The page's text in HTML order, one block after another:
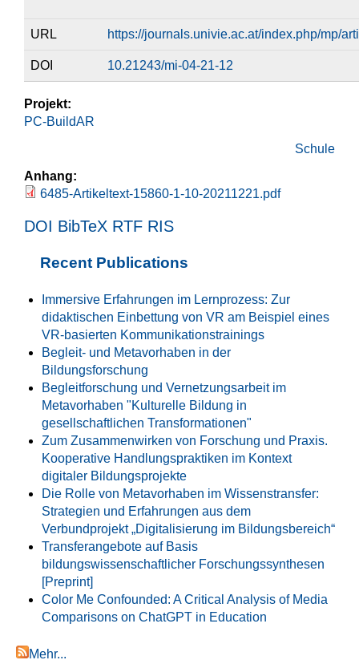
URL https://journals.univie.ac.at/index.php/mp/
DOI 10.21243/mi-04-21-12
Projekt:
PC-BuildAR
Schule
Anhang:
6485-Artikeltext-15860-1-10-20211221.pdf
DOI BibTeX RTF RIS
Recent Publications
Immersive Erfahrungen im Lernprozess: Zur
didaktischen Einbettung von VR am Beispiel eines
VR-basierten Kommunikationstrainings
Begleit- und Metavorhaben in der
Bildungsforschung
Begleitforschung und Vernetzungsarbeit im
Metavorhaben "Kulturelle Bildung in
gesellschaftlichen Transformationen"
Zum Zusammenwirken von Forschung und Praxis.
Kooperative Handlungspraktiken im Kontext
digitaler Bildungsprojekte
Die Rolle von Metavorhaben im Wissenstransfer:
Strategien und Erfahrungen aus dem
Verbundprojekt „Digitalisierung im Bildungsbereich“
Transferangebote auf Basis
bildungswissenschaftlicher Forschungssynthesen
[Preprint]
Color Me Confounded: A Critical Analysis of Media
Comparisons on ChatGPT in Education
Mehr...